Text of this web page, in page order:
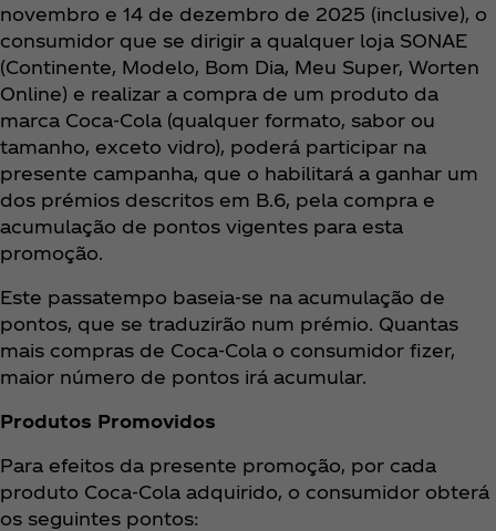
novembro e 14 de dezembro de 2025 (inclusive), o
consumidor que se dirigir a qualquer loja SONAE
(Continente, Modelo, Bom Dia, Meu Super, Worten
Online) e realizar a compra de um produto da
marca Coca‑Cola (qualquer formato, sabor ou
tamanho, exceto vidro), poderá participar na
presente campanha, que o habilitará a ganhar um
dos prémios descritos em B.6, pela compra e
acumulação de pontos vigentes para esta
promoção.
Este passatempo baseia-se na acumulação de
pontos, que se traduzirão num prémio. Quantas
mais compras de Coca‑Cola o consumidor fizer,
maior número de pontos irá acumular.
Produtos Promovidos
Para efeitos da presente promoção, por cada
produto Coca‑Cola adquirido, o consumidor obterá
os seguintes pontos: